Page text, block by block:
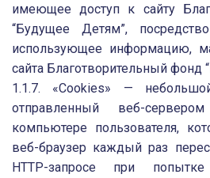
имеющее доступ к сайту
“Будущее Детям”,
использующее информацию,
сайта Благотворительный фонд
1.1.7. «Cookies» —
отправленный веб-
компьютере пользователя,
веб-браузер каждый раз
HTTP-запросе при